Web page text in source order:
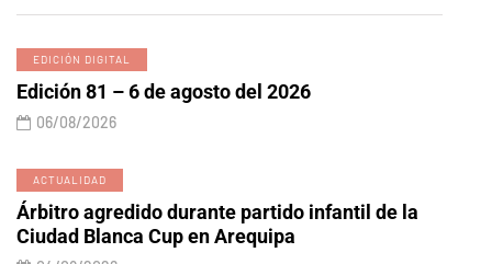
EDICIÓN DIGITAL
Edición 81 – 6 de agosto del 2026
06/08/2026
ACTUALIDAD
Árbitro agredido durante partido infantil de la
Ciudad Blanca Cup en Arequipa